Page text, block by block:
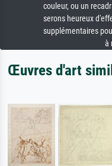
couleur, ou un
serons heureux
supplémentaires
à
Œuvres d'art